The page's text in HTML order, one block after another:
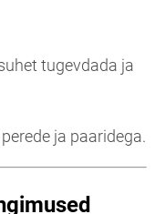
tugevdada ja
ja paaridega.